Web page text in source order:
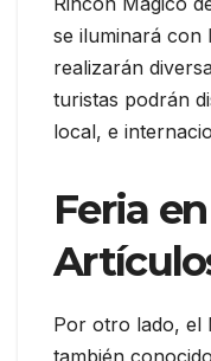
se iluminará con
realizarán
turistas podrán
local, e
Feria
Por otro lado, el